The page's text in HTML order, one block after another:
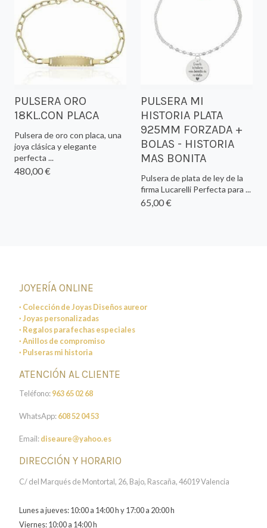
PULSERA ORO
18KL.CON PLACA
Pulsera de oro con placa, una
joya clásica y elegante
perfecta ...
480,00 €
PULSERA MI
HISTORIA PLATA
925MM FORZADA +
BOLAS - HISTORIA
MAS BONITA
Pulsera de plata de ley de la
firma Lucarelli Perfecta para ...
65,00 €
JOYERÍA ONLINE
· Colección de Joyas Diseños aureor
· Joyas personalizadas
· Regalos para fechas especiales
· Anillos de compromiso
· Pulseras mi historia
ATENCIÓN AL CLIENTE
Teléfono:963 65 02 68
WhatsApp:608 52 04 53
Email:diseaure@yahoo.es
DIRECCIÓN Y HORARIO
C/ del Marqués de Montortal, 26, Bajo, Rascaña, 46019 Valencia
Lunes a jueves: 10:00 a 14:00 h y 17:00 a 20:00 h
Viernes: 10:00 a 14:00 h